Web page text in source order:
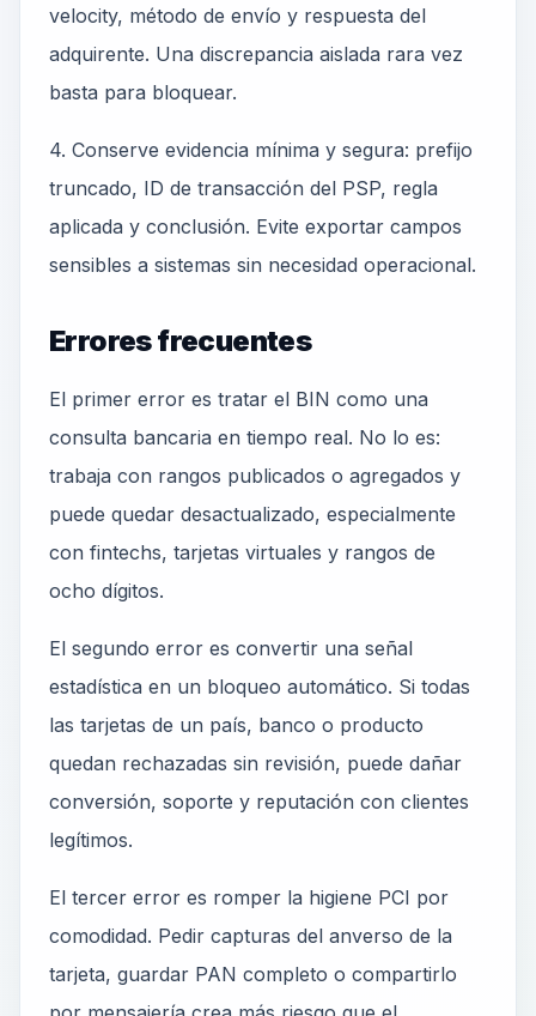
velocity, método de envío y respuesta del
adquirente. Una discrepancia aislada rara vez
basta para bloquear.
4. Conserve evidencia mínima y segura: prefijo
truncado, ID de transacción del PSP, regla
aplicada y conclusión. Evite exportar campos
sensibles a sistemas sin necesidad operacional.
Errores frecuentes
El primer error es tratar el BIN como una
consulta bancaria en tiempo real. No lo es:
trabaja con rangos publicados o agregados y
puede quedar desactualizado, especialmente
con fintechs, tarjetas virtuales y rangos de
ocho dígitos.
El segundo error es convertir una señal
estadística en un bloqueo automático. Si todas
las tarjetas de un país, banco o producto
quedan rechazadas sin revisión, puede dañar
conversión, soporte y reputación con clientes
legítimos.
El tercer error es romper la higiene PCI por
comodidad. Pedir capturas del anverso de la
tarjeta, guardar PAN completo o compartirlo